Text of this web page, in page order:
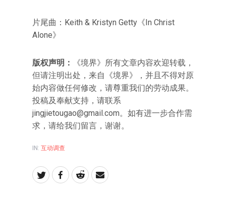
片尾曲：Keith & Kristyn Getty《In Christ
Alone》
版权声明：
《境界》所有文章内容欢迎转载，
但请注明出处，来自《境界》，并且不得对原
始内容做任何修改，请尊重我们的劳动成果。
投稿及奉献支持，请联系
jingjietougao@gmail.com。如有进一步合作需
求，请给我们留言，谢谢。
IN: 互动调查